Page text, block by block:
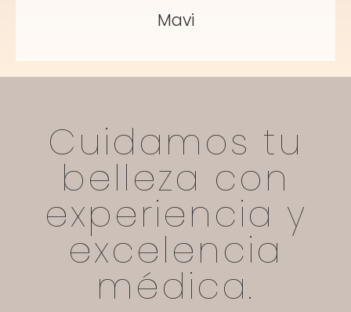
Mavi
Cuidamos tu
belleza con
experiencia y
excelencia
médica.